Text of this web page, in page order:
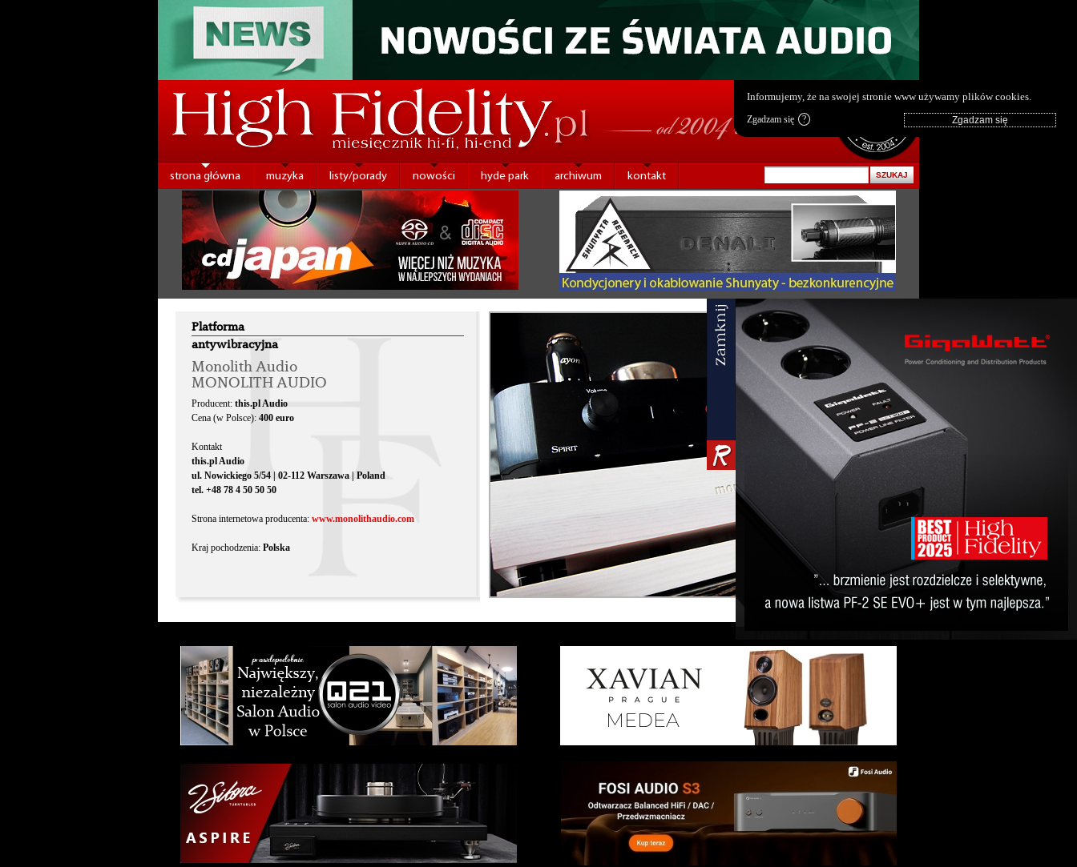
strona główna muzyka listy/porady nowości hyde park archiwum kontakt
Platforma
antywibracyjna
Monolith Audio
MONOLITH AUDIO
Producent: this.pl Audio
Cena (w Polsce): 400 euro
Kontakt
this.pl Audio
ul. Nowickiego 5/54 | 02-112 Warszawa | Poland
tel. +48 78 4 50 50 50
Strona internetowa producenta: www.monolithaudio.com
Kraj pochodzenia: Polska
Informujemy, że na swojej stronie www używamy plików cookies.
Zgadzam się ?